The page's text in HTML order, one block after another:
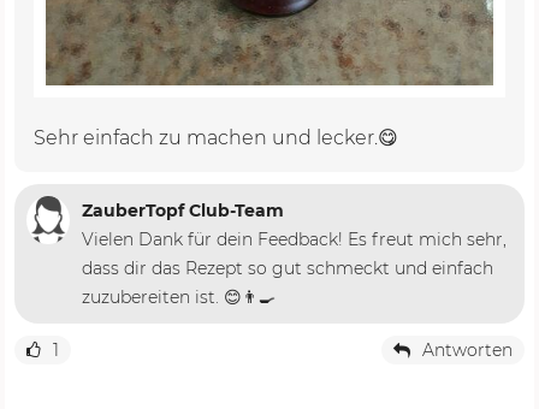
Sehr einfach zu machen und lecker.😋
ZauberTopf Club-Team
Vielen Dank für dein Feedback! Es freut mich sehr,
dass dir das Rezept so gut schmeckt und einfach
zuzubereiten ist. 😊👨‍🍳
1 Antworten